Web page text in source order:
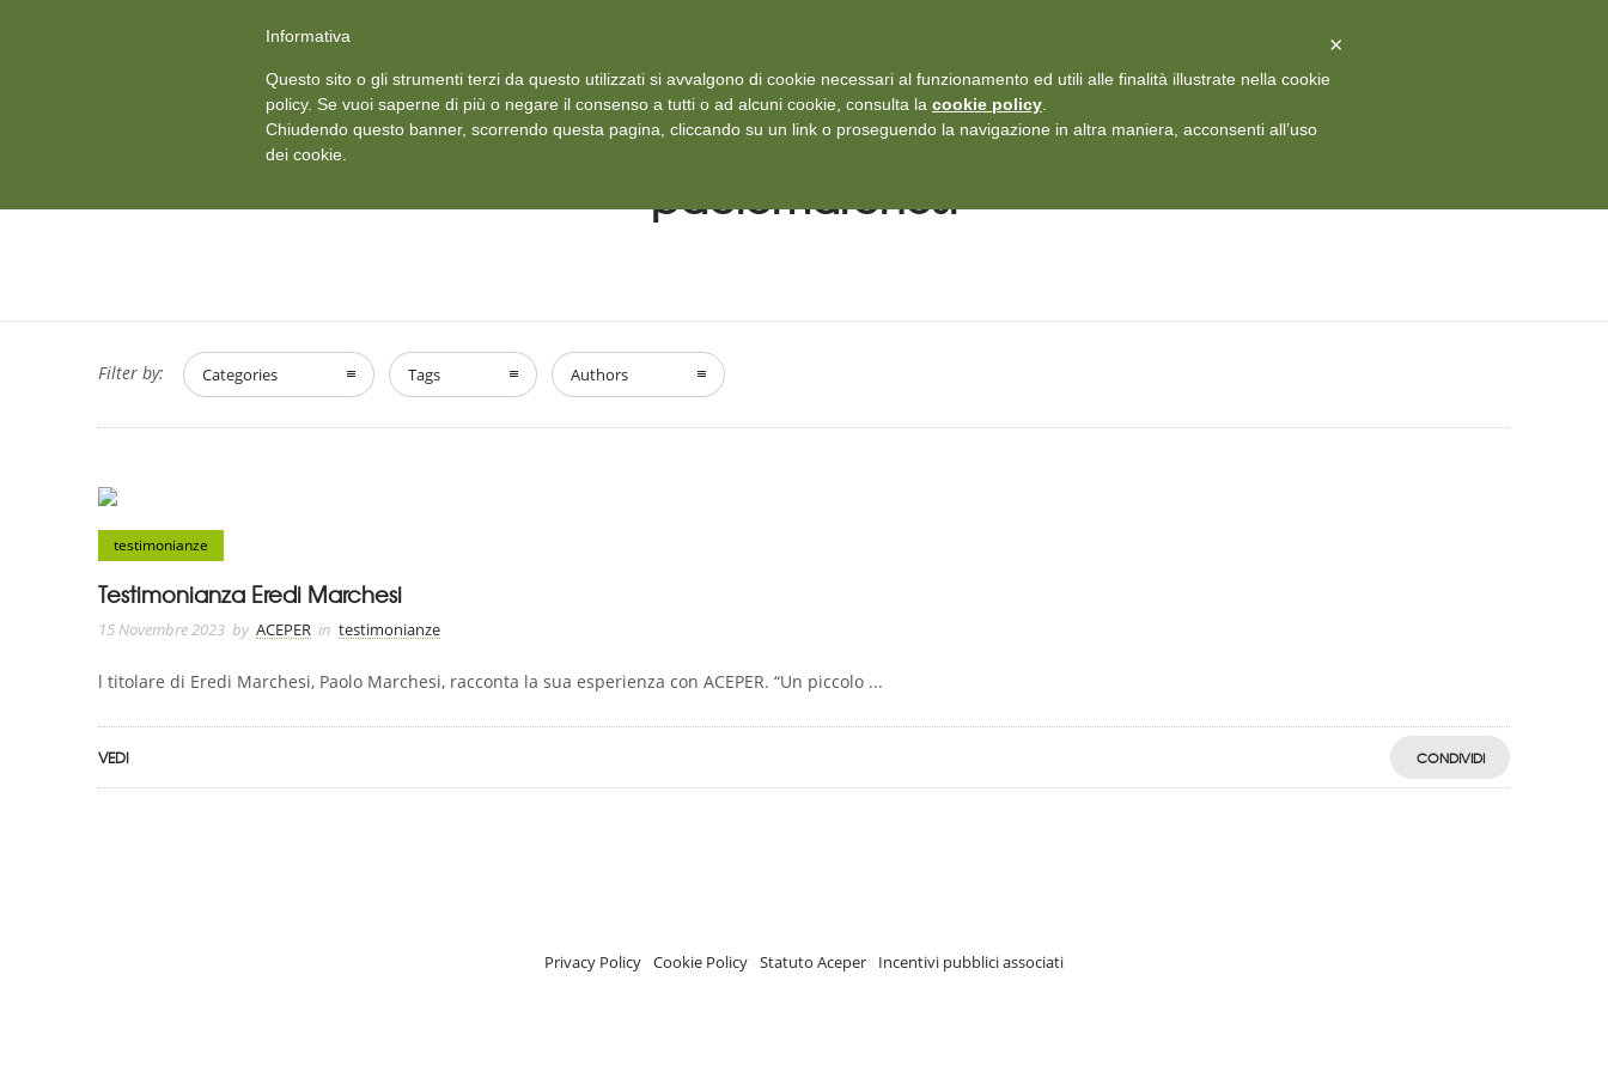
info@aceper.it
HOME CHI SIAMO SERVIZI ISCRIZIONI E TARIFFARIO DICONO DI NOI CASE HISTORY MEDIA CONTATTI
paolomarchesi
Filter by: Categories Tags Authors
testimonianze
Testimonianza Eredi Marchesi
15 Novembre 2023 by ACEPER in testimonianze
l titolare di Eredi Marchesi, Paolo Marchesi, racconta la sua esperienza con ACEPER. “Un piccolo ...
VEDI CONDIVIDI
Privacy Policy Cookie Policy Statuto Aceper Incentivi pubblici associati
×
Informativa
Questo sito o gli strumenti terzi da questo utilizzati si avvalgono di cookie necessari al funzionamento ed utili alle finalità illustrate nella cookie
policy. Se vuoi saperne di più o negare il consenso a tutti o ad alcuni cookie, consulta la cookie policy
Chiudendo questo banner, scorrendo questa pagina, cliccando su un link o proseguendo la navigazione in altra maniera, acconsenti all’uso
dei cookie.